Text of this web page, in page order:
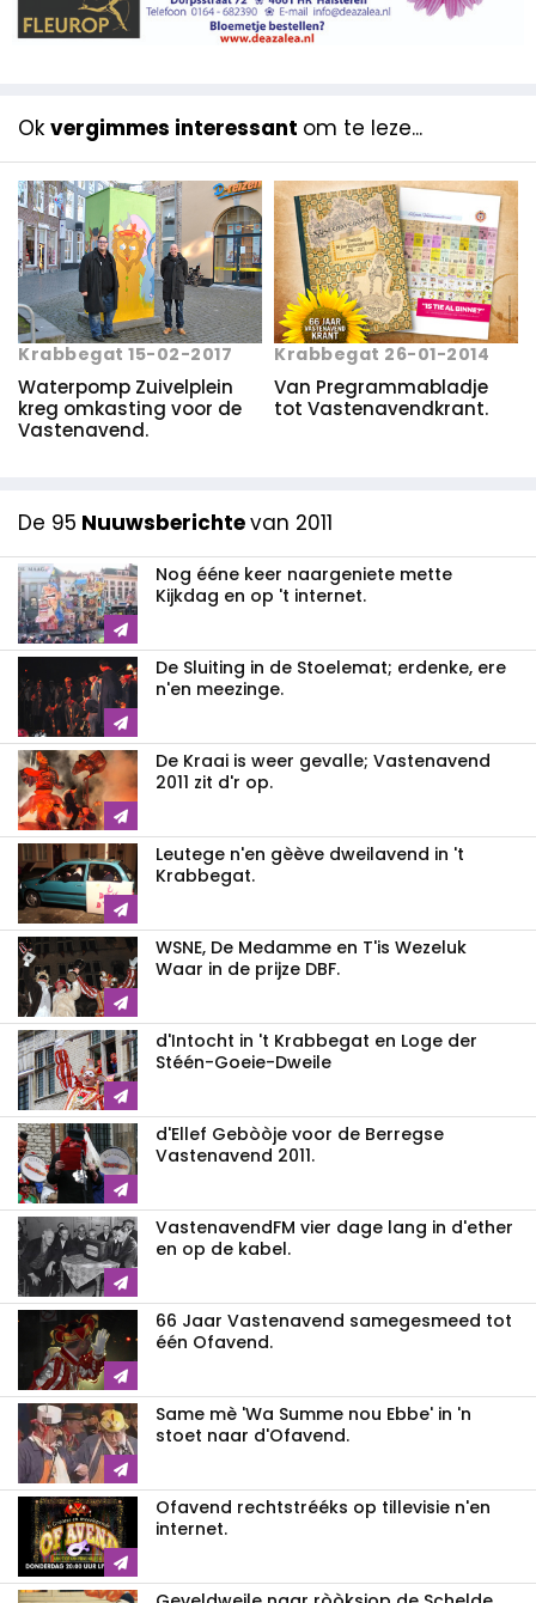
Ok vergimmes interessant om te leze...
Krabbegat 15-02-2017
Waterpomp Zuivelplein
kreg omkasting voor de
Vastenavend.
Krabbegat 26-01-2014
Van Pregrammabladje
tot Vastenavendkrant.
De 95 Nuuwsberichtevan 2011
Nog ééne keer naargeniete mette
Kijkdag en op 't internet.
De Sluiting in de Stoelemat; erdenke, ere
n'en meezinge.
De Kraai is weer gevalle; Vastenavend
2011 zit d'r op.
Leutege n'en gèève dweilavend in 't
Krabbegat.
WSNE, De Medamme en T'is Wezeluk
Waar in de prijze DBF.
d'Intocht in 't Krabbegat en Loge der
Stéén-Goeie-Dweile
d'Ellef Gebòòje voor de Berregse
Vastenavend 2011.
VastenavendFM vier dage lang in d'ether
en op de kabel.
66 Jaar Vastenavend samegesmeed tot
één Ofavend.
Same mè 'Wa Summe nou Ebbe' in 'n
stoet naar d'Ofavend.
Ofavend rechtstrééks op tillevisie n'en
internet.